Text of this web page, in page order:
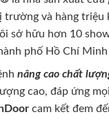
trường và hàng triệu
sở hữu hơn 10
phố Hồ Chí
nâng cao chất
cao, đáp ứng
cam kết đem